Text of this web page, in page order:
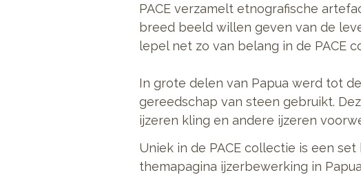
PACE verzamelt etnografische
breed beeld willen geven van de
lepel net zo van belang in de PACE
In grote delen van Papua werd tot
gereedschap van steen gebruikt.
ijzeren kling en andere ijzeren
Uniek in de PACE collectie is een
themapagina ijzerbewerking in